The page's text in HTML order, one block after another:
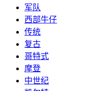
军队
西部牛仔
传统
复古
哥特式
摩登
中世纪